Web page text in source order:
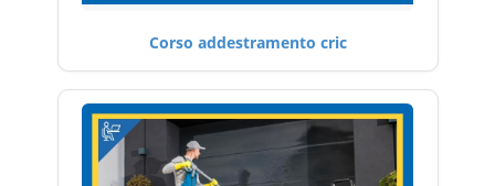
Corso addestramento cric